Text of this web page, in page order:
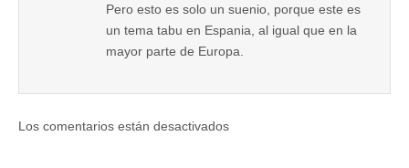
Pero esto es solo un suenio, porque este es
un tema tabu en Espania, al igual que en la
mayor parte de Europa.
Los comentarios están desactivados